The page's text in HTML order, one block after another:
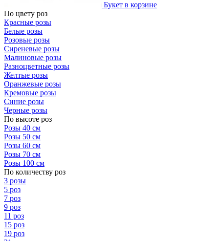
Букет в корзине
По цвету роз
Красные розы
Белые розы
Розовые розы
Сиреневые розы
Малиновые розы
Разноцветные розы
Желтые розы
Оранжевые розы
Кремовые розы
Синие розы
Черные розы
По высоте роз
Розы 40 см
Розы 50 см
Розы 60 см
Розы 70 см
Розы 100 см
По количеству роз
3 розы
5 роз
7 роз
9 роз
11 роз
15 роз
19 роз